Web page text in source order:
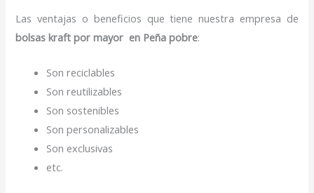
Las ventajas o beneficios que tiene nuestra empresa de
bolsas kraft por mayor en Peña pobre:
Son reciclables
Son reutilizables
Son sostenibles
Son personalizables
Son exclusivas
etc.